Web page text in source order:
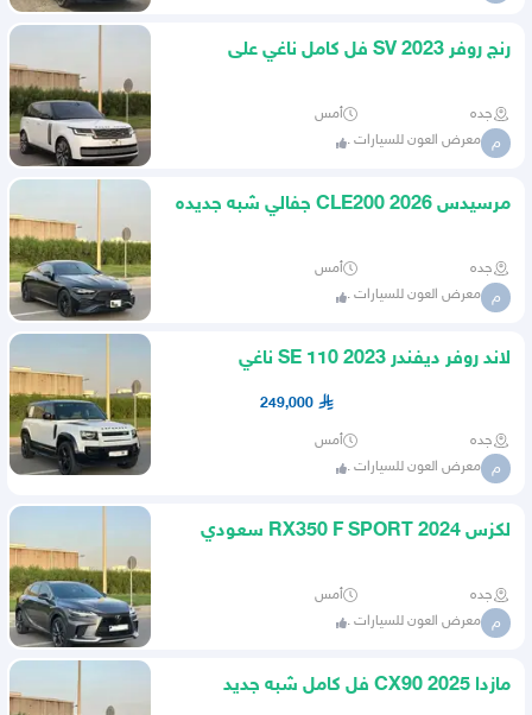
رنج روفر 2023 SV فل كامل ناغي على
جده أمس
م معرض العون للسيارات .
مرسيدس CLE200 2026 جفالي شبه جديده
جده أمس
م معرض العون للسيارات .
لاند روفر ديفندر 2023 110 SE ناغي
249,000
جده أمس
م معرض العون للسيارات .
لكزس RX350 F SPORT 2024 سعودي
جده أمس
م معرض العون للسيارات .
مازدا CX90 2025 فل كامل شبه جديد